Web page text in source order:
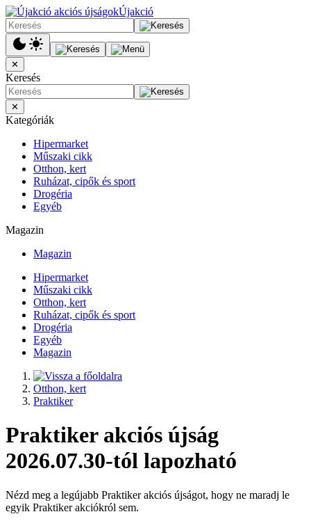
Újakció
✕
Keresés
✕
Kategóriák
Hipermarket
Műszaki cikk
Otthon, kert
Ruházat, cipők és sport
Drogéria
Egyéb
Magazin
Magazin
Hipermarket
Műszaki cikk
Otthon, kert
Ruházat, cipők és sport
Drogéria
Egyéb
Magazin
Otthon, kert
Praktiker
Praktiker akciós újság
2026.07.30-tól lapozható
Nézd meg a legújabb Praktiker akciós újságot, hogy ne maradj le
egyik Praktiker akciókról sem.